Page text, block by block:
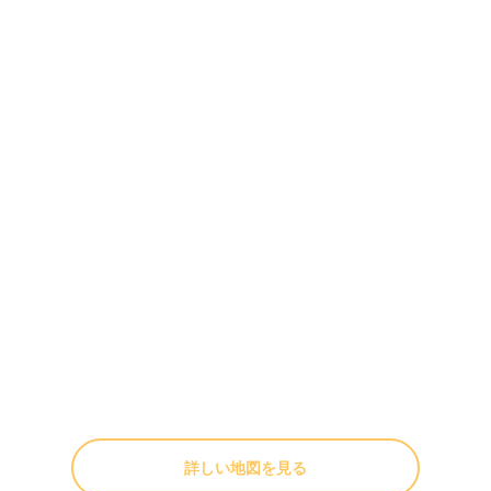
詳しい地図を見る